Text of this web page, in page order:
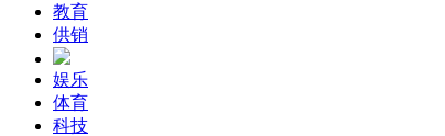
教育
供销
娱乐
体育
科技